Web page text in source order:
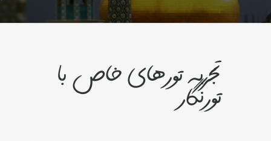
تجربه تورهای خاص با
تورنگار